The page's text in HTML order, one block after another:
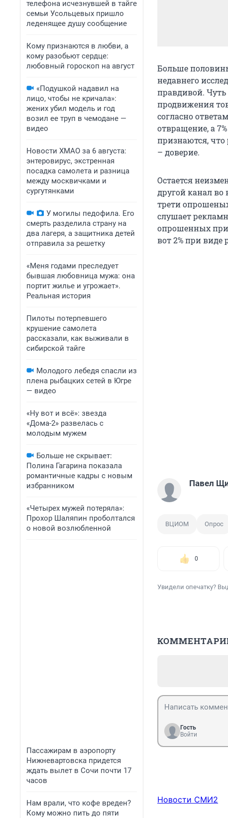
телефона исчезнувшей в тайге
семьи Усольцевых пришло
леденящее душу сообщение
Кому признаются в любви, а
кому разобьют сердце:
любовный гороскоп на август
«Подушкой надавил на
лицо, чтобы не кричала»:
жених убил модель и год
возил ее труп в чемодане —
видео
Новости ХМАО за 6 августа:
энтеровирус, экстренная
посадка самолета и разница
между москвичками и
сургутянками
У могилы педофила. Его
смерть разделила страну на
два лагеря, а защитника детей
отправила за решетку
«Меня годами преследует
бывшая любовница мужа: она
портит жилье и угрожает».
Реальная история
Пилоты потерпевшего
крушение самолета
рассказали, как выживали в
сибирской тайге
Молодого лебедя спасли из
плена рыбацких сетей в Югре
— видео
«Ну вот и всё»: звезда
«Дома-2» развелась с
молодым мужем
Больше не скрывает:
Полина Гагарина показала
романтичные кадры с новым
избранником
«Четырех мужей потеряла»:
Прохор Шаляпин проболтался
о новой возлюбленной
Пассажирам в аэропорту
Нижневартовска придется
ждать вылет в Сочи почти 17
часов
Нам врали, что кофе вреден?
Кому можно пить до пяти
Больше
недавнего
правдивой. Чуть
продвижения
согласно
отвращение, а
признаются, что
– доверие.
Остается
другой канал во
трети
слушает
опрошенных
вот 2% при
Павел
ВЦИОМ Опрос
0
Увидели опечатку?
Гость
Войти
Новости СМИ2